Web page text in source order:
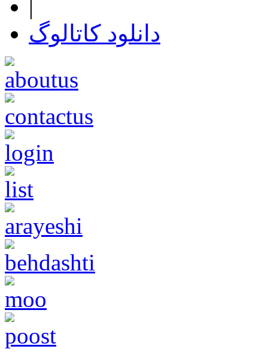
|
دانلود کاتالوگ